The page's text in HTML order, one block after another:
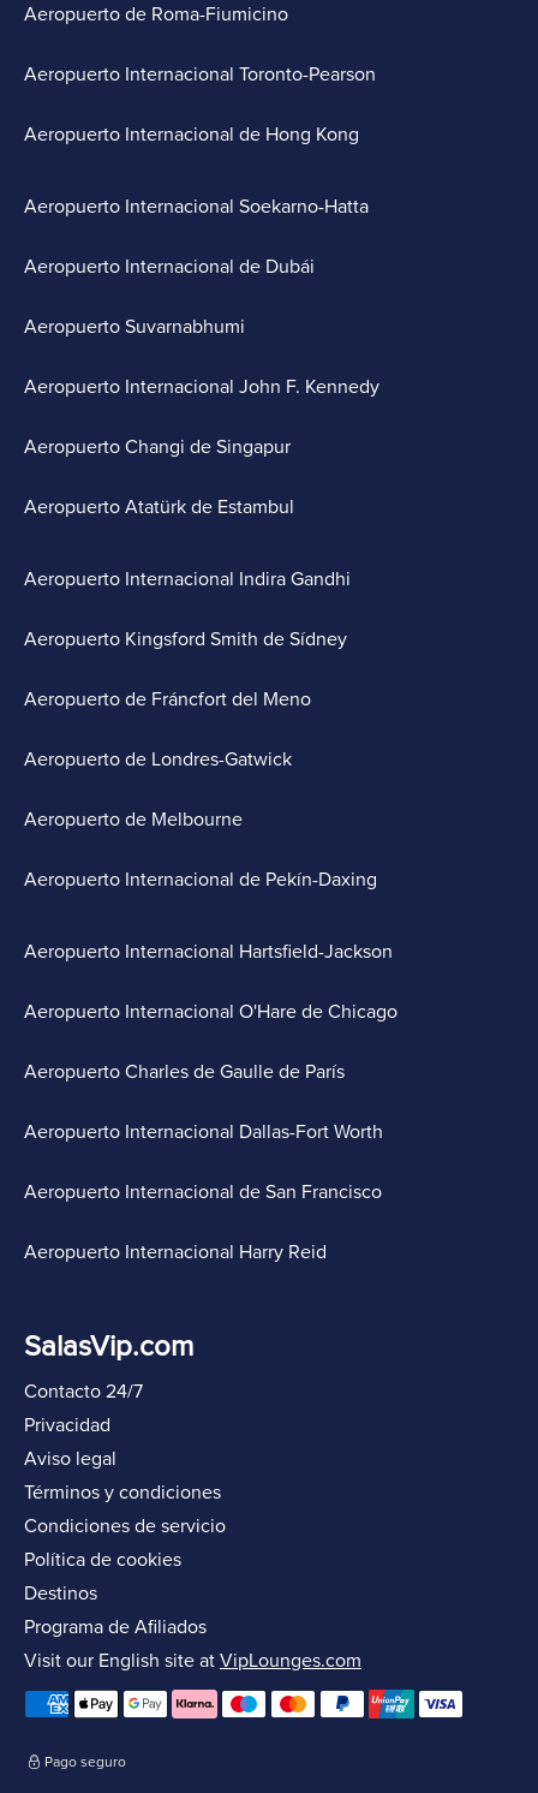
Aeropuerto de Roma-Fiumicino
Aeropuerto Internacional Toronto-Pearson
Aeropuerto Internacional de Hong Kong
Aeropuerto Internacional Soekarno-Hatta
Aeropuerto Internacional de Dubái
Aeropuerto Suvarnabhumi
Aeropuerto Internacional John F. Kennedy
Aeropuerto Changi de Singapur
Aeropuerto Atatürk de Estambul
Aeropuerto Internacional Indira Gandhi
Aeropuerto Kingsford Smith de Sídney
Aeropuerto de Fráncfort del Meno
Aeropuerto de Londres-Gatwick
Aeropuerto de Melbourne
Aeropuerto Internacional de Pekín-Daxing
Aeropuerto Internacional Hartsfield-Jackson
Aeropuerto Internacional O'Hare de Chicago
Aeropuerto Charles de Gaulle de París
Aeropuerto Internacional Dallas-Fort Worth
Aeropuerto Internacional de San Francisco
Aeropuerto Internacional Harry Reid
SalasVip.com
Contacto 24/7
Privacidad
Aviso legal
Términos y condiciones
Condiciones de servicio
Política de cookies
Destinos
Programa de Afiliados
Visit our English site at VipLounges.com
Pago seguro